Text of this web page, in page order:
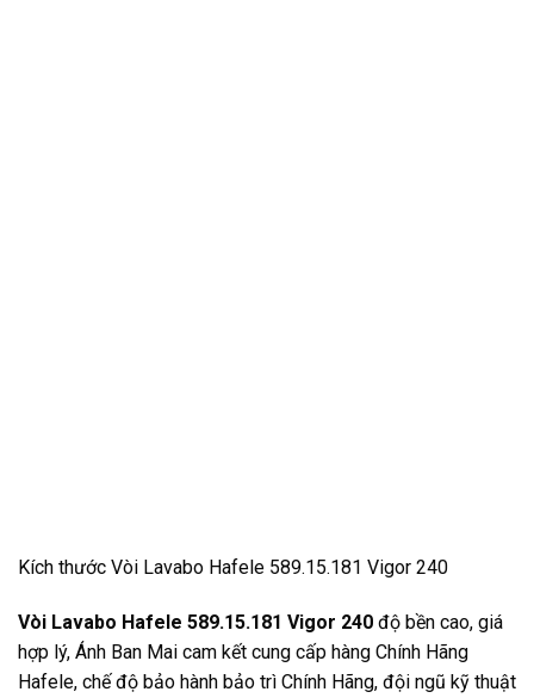
Kích thước Vòi Lavabo Hafele 589.15.181 Vigor 240
Vòi Lavabo Hafele 589.15.181 Vigor 240 độ bền cao, giá
hợp lý, Ánh Ban Mai cam kết cung cấp hàng Chính Hãng
Hafele, chế độ bảo hành bảo trì Chính Hãng, đội ngũ kỹ thuật